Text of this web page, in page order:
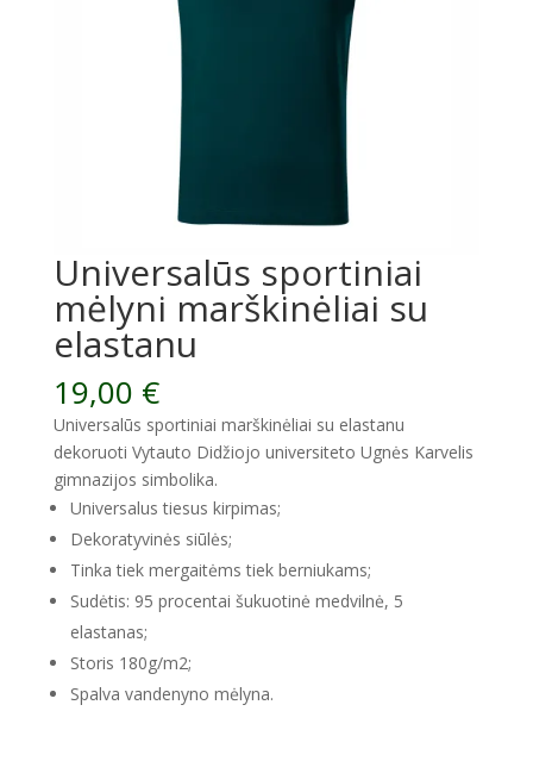
Universalūs sportiniai
mėlyni marškinėliai su
elastanu
19,00 €
Universalūs sportiniai marškinėliai su elastanu
dekoruoti Vytauto Didžiojo universiteto Ugnės Karvelis
gimnazijos simbolika.
Universalus tiesus kirpimas;
Dekoratyvinės siūlės;
Tinka tiek mergaitėms tiek berniukams;
Sudėtis: 95 procentai šukuotinė medvilnė, 5
elastanas;
Storis 180g/m2;
Spalva vandenyno mėlyna.